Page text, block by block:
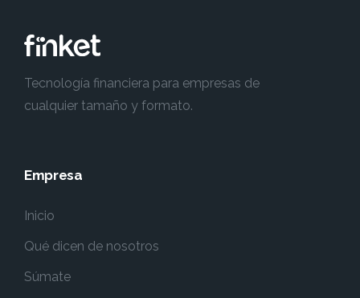
Tecnología financiera para empresas de
cualquier tamaño y formato.
Empresa
Inicio
Qué dicen de nosotros
Súmate